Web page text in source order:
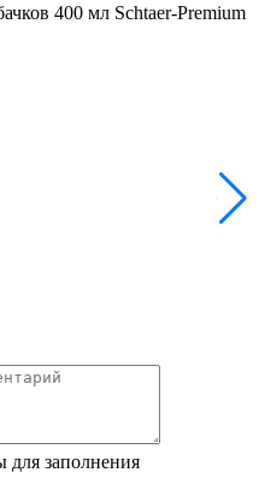
400 мл Schtaer-Premium
для заполнения